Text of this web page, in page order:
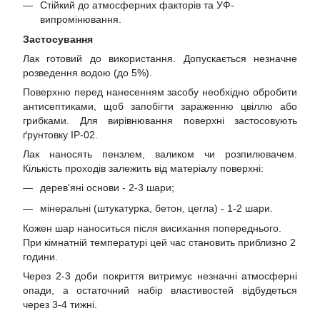
Стійкий до атмосферних факторів та УФ-
випромінювання.
Застосування
Лак готовий до використання. Допускається незначне
розведення водою (до 5%).
Поверхню перед нанесенням засобу необхідно обробити
антисептиками, щоб запобігти зараженню цвіллю або
грибками. Для вирівнювання поверхні застосовують
ґрунтовку ІР-02.
Лак наносять пензлем, валиком чи розпилювачем.
Кількість проходів залежить від матеріалу поверхні:
дерев'яні основи - 2-3 шари;
мінеральні (штукатурка, бетон, цегла) - 1-2 шари.
Кожен шар наноситься після висихання попереднього.
При кімнатній температурі цей час становить приблизно 2
години.
Через 2-3 доби покриття витримує незначні атмосферні
опади, а остаточний набір властивостей відбудеться
через 3-4 тижні.